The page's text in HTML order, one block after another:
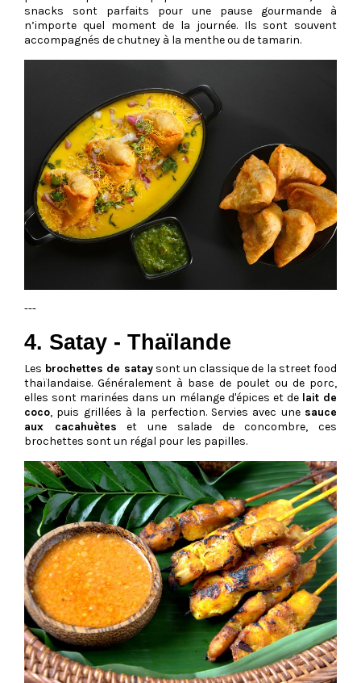
snacks sont parfaits pour une pause gourmande à
n’importe quel moment de la journée. Ils sont souvent
accompagnés de chutney à la menthe ou de tamarin.
---
4. Satay - Thaïlande
Les brochettes de sataysont un classique de la street food
thaïlandaise. Généralement à base de poulet ou de porc,
elles sont marinées dans un mélange d'épices et de lait de
coco, puis grillées à la perfection. Servies avec une sauce
aux cacahuètes et une salade de concombre, ces
brochettes sont un régal pour les papilles.